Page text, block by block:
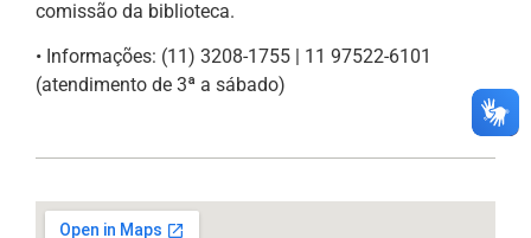
comissão da biblioteca.
• Informações: (11) 3208-1755 | 11 97522-6101
(atendimento de 3ª a sábado)